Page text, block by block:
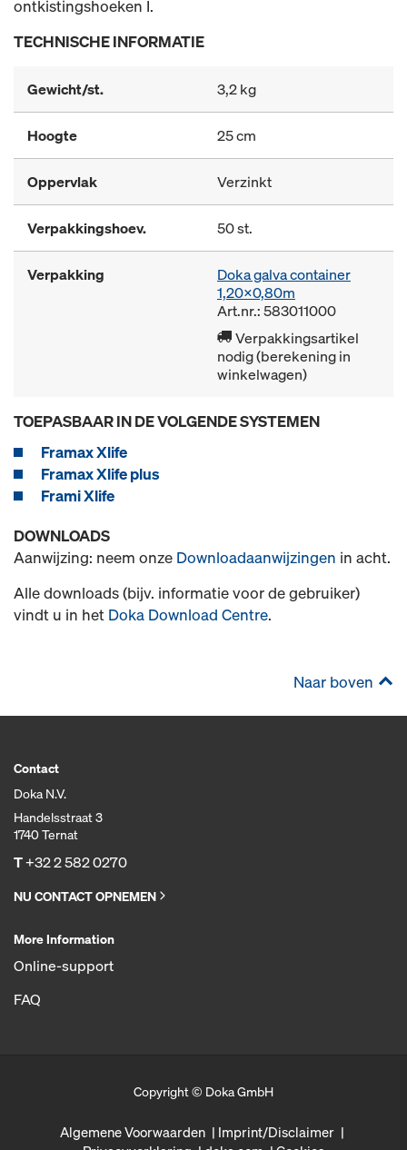
ontkistingshoeken I.
TECHNISCHE INFORMATIE
Gewicht/st. 3,2 kg
Hoogte 25 cm
Oppervlak Verzinkt
Verpakkingshoev. 50 st.
Verpakking
Doka galva container
1,20x0,80m
Art.nr.: 583011000
Verpakkingsartikel
nodig (berekening in
winkelwagen)
TOEPASBAAR IN DE VOLGENDE SYSTEMEN
Framax Xlife
Framax Xlife plus
Frami Xlife
DOWNLOADS
Aanwijzing: neem onze Downloadaanwijzingen in acht.
Alle downloads (bijv. informatie voor de gebruiker)
vindt u in het Doka Download Centre.
Naar boven
Contact
Doka N.V.
Handelsstraat 3
1740 Ternat
T+32 2 582 0270
NU CONTACT OPNEMEN
More Information
Online-support
FAQ
Copyright © Doka GmbH
Algemene Voorwaarden
Imprint/Disclaimer